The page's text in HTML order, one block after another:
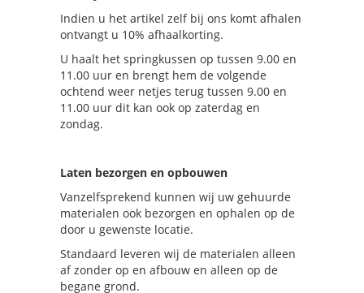
Indien u het artikel zelf bij ons komt afhalen
ontvangt u 10% afhaalkorting.
U haalt het springkussen op tussen 9.00 en
11.00 uur en brengt hem de volgende
ochtend weer netjes terug tussen 9.00 en
11.00 uur dit kan ook op zaterdag en
zondag.
Laten bezorgen en opbouwen
Vanzelfsprekend kunnen wij uw gehuurde
materialen ook bezorgen en ophalen op de
door u gewenste locatie.
Standaard leveren wij de materialen alleen
af zonder op en afbouw en alleen op de
begane grond.